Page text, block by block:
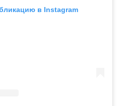
в Instagram